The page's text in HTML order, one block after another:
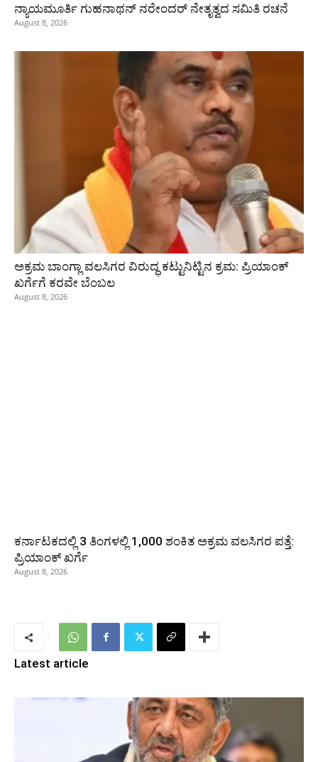
ನ್ಯಾಯಮೂರ್ತಿ ಗುಹನಾಥನ್ ನರೇಂದರ್ ನೇತೃತ್ವದ ಸಮಿತಿ ರಚನೆ
August 8, 2026
ಅಕ್ರಮ ಬಾಂಗ್ಲಾ ವಲಸಿಗರ ವಿರುದ್ಧ ಕಟ್ಟುನಿಟ್ಟಿನ ಕ್ರಮ: ಪ್ರಿಯಾಂಕ್
ಖರ್ಗೆಗೆ ಕರವೇ ಬೆಂಬಲ
August 8, 2026
ಕರ್ನಾಟಕದಲ್ಲಿ 3 ತಿಂಗಳಲ್ಲಿ 1,000 ಶಂಕಿತ ಅಕ್ರಮ ವಲಸಿಗರ ಪತ್ತೆ:
ಪ್ರಿಯಾಂಕ್‌ ಖರ್ಗೆ
August 8, 2026
Latest article